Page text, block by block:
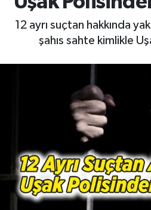
12 ayrı suçtan hakkında
şahıs sahte kimlikle
YAŞAM
SAĞLIK
EKONOMİ
ÇEVRE
DÜNYA
Trafik Durumu
Puan Durumu ve Fikstür
Son Dakika Haberleri
Haber Arşivi